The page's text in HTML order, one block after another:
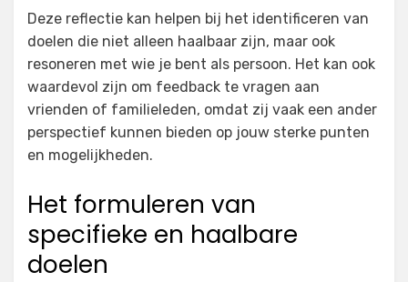
Deze reflectie kan helpen bij het identificeren van
doelen die niet alleen haalbaar zijn, maar ook
resoneren met wie je bent als persoon. Het kan ook
waardevol zijn om feedback te vragen aan
vrienden of familieleden, omdat zij vaak een ander
perspectief kunnen bieden op jouw sterke punten
en mogelijkheden.
Het formuleren van
specifieke en haalbare
doelen